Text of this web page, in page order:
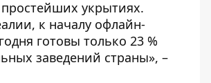
укрытиях.
к началу офлайн-
готовы только 23 %
заведений страны», –